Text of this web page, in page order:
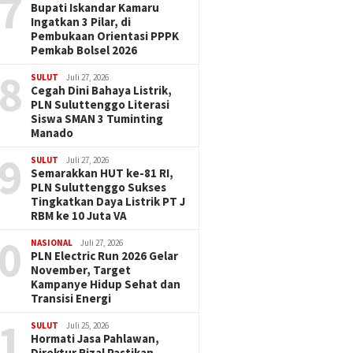
Bupati Iskandar Kamaru
Ingatkan 3 Pilar, di
Pembukaan Orientasi PPPK
Pemkab Bolsel 2026
SULUT Juli 27, 2026
Cegah Dini Bahaya Listrik,
PLN Suluttenggo Literasi
Siswa SMAN 3 Tuminting
Manado
SULUT Juli 27, 2026
Semarakkan HUT ke-81 RI,
PLN Suluttenggo Sukses
Tingkatkan Daya Listrik PT J
RBM ke 10 Juta VA
NASIONAL Juli 27, 2026
PLN Electric Run 2026 Gelar
November, Target
Kampanye Hidup Sehat dan
Transisi Energi
SULUT Juli 25, 2026
Hormati Jasa Pahlawan,